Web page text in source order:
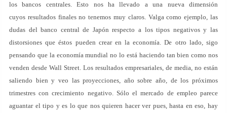
los bancos centrales. Esto nos ha llevado a una nueva dimensión
cuyos resultados finales no tenemos muy claros. Valga como ejemplo, las
dudas del banco central de Japón respecto a los tipos negativos y las
distorsiones que éstos pueden crear en la economía. De otro lado, sigo
pensando que la economía mundial no lo está haciendo tan bien como nos
venden desde Wall Street. Los resultados empresariales, de media, no están
saliendo bien y veo las proyecciones, año sobre año, de los próximos
trimestres con crecimiento negativo. Sólo el mercado de empleo parece
aguantar el tipo y es lo que nos quieren hacer ver pues, hasta en eso, hay